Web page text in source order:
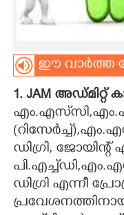
ASTRO
CARTOONS
LITERATURE
ZOOM
ഈ വാർത്ത
1. JAM അഡ്മിറ്റ്
ഡിഗ്രി,
ഡിഗ്രി എന്നീ